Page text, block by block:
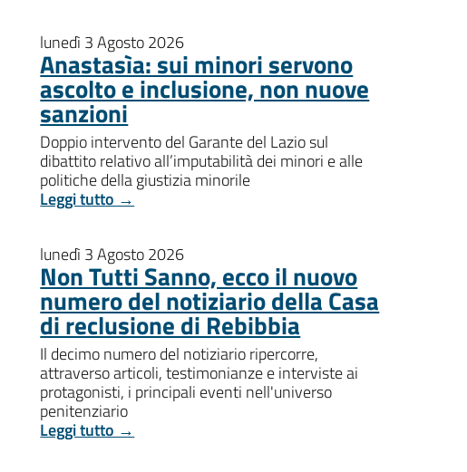
lunedì 3 Agosto 2026
Anastasìa: sui minori servono
ascolto e inclusione, non nuove
sanzioni
Doppio intervento del Garante del Lazio sul
dibattito relativo all’imputabilità dei minori e alle
politiche della giustizia minorile
Leggi tutto →
lunedì 3 Agosto 2026
Non Tutti Sanno, ecco il nuovo
numero del notiziario della Casa
di reclusione di Rebibbia
Il decimo numero del notiziario ripercorre,
attraverso articoli, testimonianze e interviste ai
protagonisti, i principali eventi nell'universo
penitenziario
Leggi tutto →